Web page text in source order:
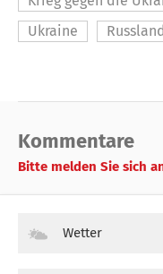
Ukraine
Russland
Kommentare
Bitte melden Sie sich
Wetter